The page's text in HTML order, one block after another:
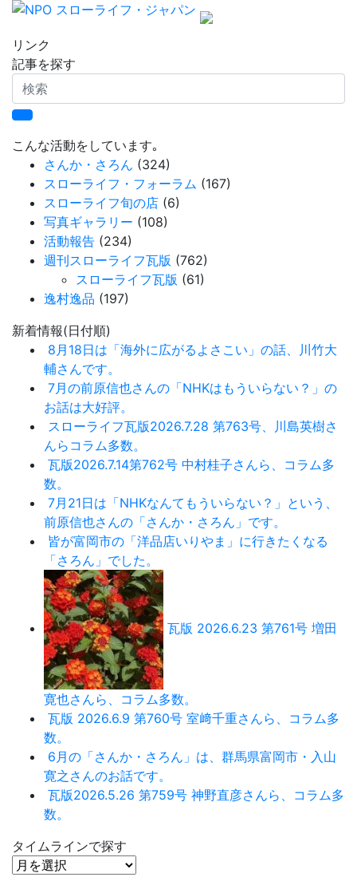
リンク
記事を探す
検
索
こんな活動をしています｡
さんか・さろん (324)
スローライフ・フォーラム (167)
スローライフ旬の店 (6)
写真ギャラリー (108)
活動報告 (234)
週刊スローライフ瓦版 (762)
スローライフ瓦版 (61)
逸村逸品 (197)
新着情報(日付順)
8月18日は「海外に広がるよさこい」の話、川竹大
輔さんです。
7月の前原信也さんの「NHKはもういらない？」の
お話は大好評。
スローライフ瓦版2026.7.28 第763号、川島英樹さ
んらコラム多数。
瓦版2026.7.14第762号 中村桂子さんら、コラム多
数。
7月21日は「NHKなんてもういらない？」という、
前原信也さんの「さんか・さろん」です。
皆が富岡市の「洋品店いりやま」に行きたくなる
「さろん」でした。
瓦版 2026.6.23 第761号 増田
寛也さんら、コラム多数。
瓦版 2026.6.9 第760号 室﨑千重さんら、コラム多
数。
6月の「さんか・さろん」は、群馬県富岡市・入山
寛之さんのお話です。
瓦版2026.5.26 第759号 神野直彦さんら、コラム多
数。
タイムラインで探す
タ